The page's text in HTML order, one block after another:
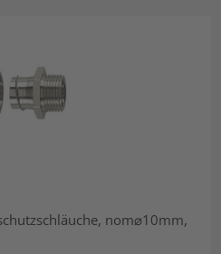
nom⌀10mm,